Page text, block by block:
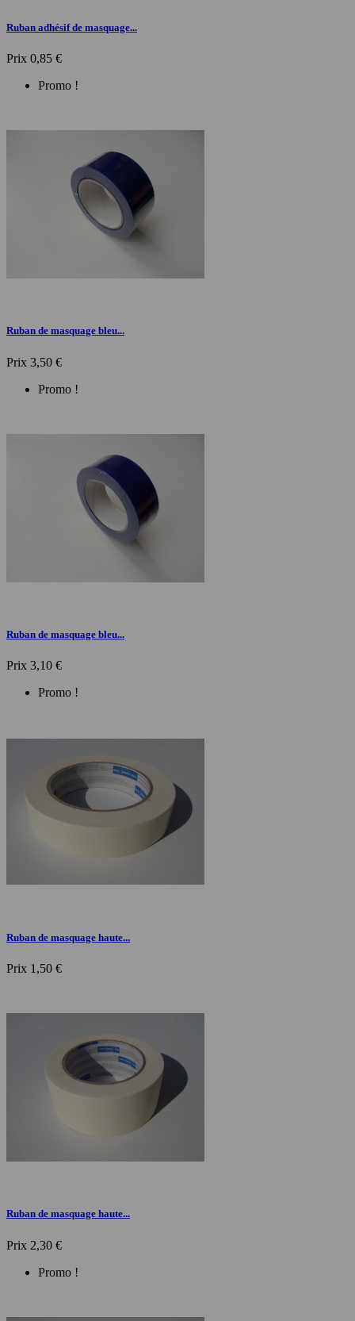
Ruban adhésif de masquage...
Prix 0,85 €
Promo !
Ruban de masquage bleu...
Prix 3,50 €
Promo !
Ruban de masquage bleu...
Prix 3,10 €
Promo !
Ruban de masquage haute...
Prix 1,50 €
Ruban de masquage haute...
Prix 2,30 €
Promo !